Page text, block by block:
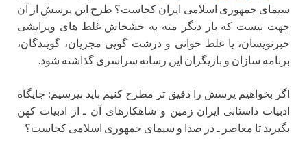
سیمای جمهوری اسلامی ایران کجاست؟ طرح این پرسش از آن
جهت نیست که بار دیگر مته به خشخاش غلط های ویرایشی
خبرنویسان، یا غلط خوانی و درشت گویی مجریان، گویندگان،
برنامه سازان و بازیگران این رسانه سراسری گذاشته شود.
اگر بخواهیم پرسش را دقیق تر مطرح کنیم باید بپرسیم: جایگاه
ادبیات داستانی ایران زمین و شاهکارهای آن ـ از ادبیات کهن
بگیرید تا معاصر ـ در صدا و سیمای جمهوری اسلامی کجاست؟